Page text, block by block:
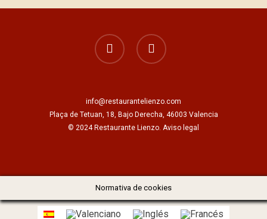
facebook instagram
info@restaurantelienzo.com
Plaça de Tetuan, 18, Bajo Derecha, 46003 Valencia
© 2024 Restaurante Lienzo. Aviso legal
Normativa de cookies